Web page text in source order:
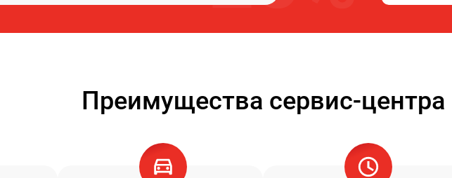
Преимущества сервис-центра